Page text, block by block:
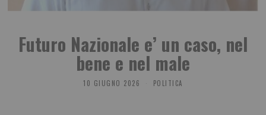
Futuro Nazionale e’ un caso, nel
bene e nel male
10 GIUGNO 2026 POLITICA